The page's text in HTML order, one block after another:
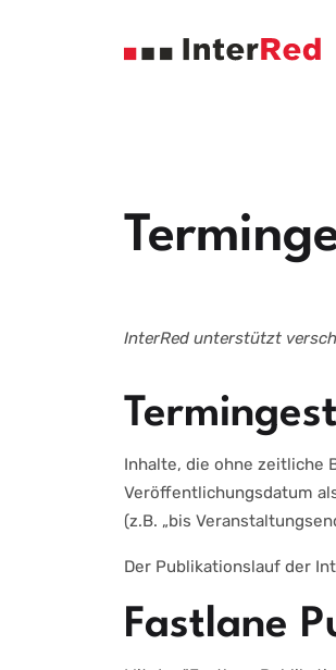
InterRed unterstützt
Inhalte, die ohne zeitliche
Veröffentlichungsdatum
(z.B. „bis
Der Publikationslauf der
Fastlane